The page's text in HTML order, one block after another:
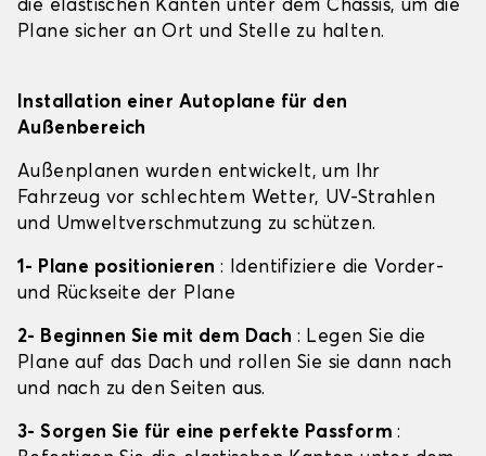
die elastischen Kanten unter dem Chassis, um die
Plane sicher an Ort und Stelle zu halten.
Installation einer Autoplane für den
Außenbereich
Außenplanen wurden entwickelt, um Ihr
Fahrzeug vor schlechtem Wetter, UV-Strahlen
und Umweltverschmutzung zu schützen.
1- Plane positionieren: Identifiziere die Vorder-
und Rückseite der Plane
2- Beginnen Sie mit dem Dach : Legen Sie die
Plane auf das Dach und rollen Sie sie dann nach
und nach zu den Seiten aus.
3- Sorgen Sie für eine perfekte Passform: